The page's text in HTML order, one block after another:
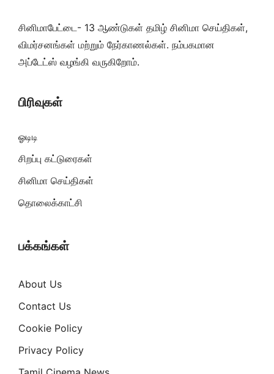
சினிமாபேட்டை- 13 ஆண்டுகள் தமிழ் சினிமா செய்திகள்,
விமர்சனங்கள் மற்றும் நேர்காணல்கள். நம்பகமான
அப்டேட்ஸ் வழங்கி வருகிறோம்.
பிரிவுகள்
ஓடிடி
சிறப்பு கட்டுரைகள்
சினிமா செய்திகள்
தொலைக்காட்சி
பக்கங்கள்
About Us
Contact Us
Cookie Policy
Privacy Policy